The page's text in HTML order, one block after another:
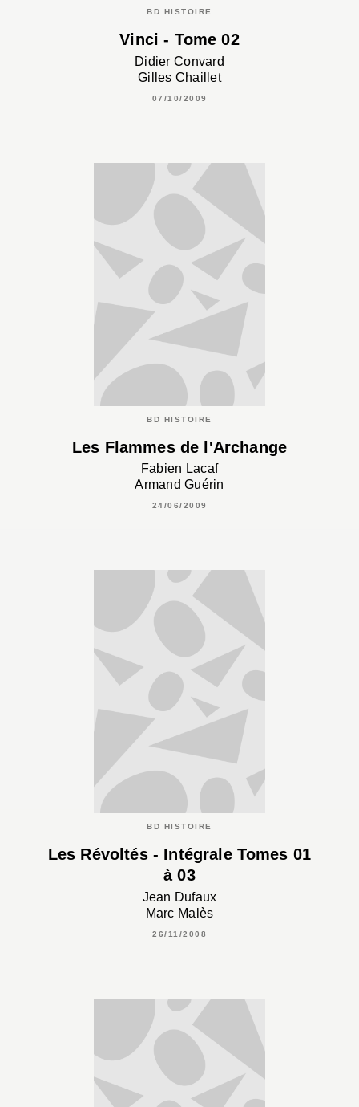
BD HISTOIRE
Vinci - Tome 02
Didier Convard
Gilles Chaillet
07/10/2009
BD HISTOIRE
Les Flammes de l'Archange
Fabien Lacaf
Armand Guérin
24/06/2009
BD HISTOIRE
Les Révoltés - Intégrale Tomes 01
à 03
Jean Dufaux
Marc Malès
26/11/2008